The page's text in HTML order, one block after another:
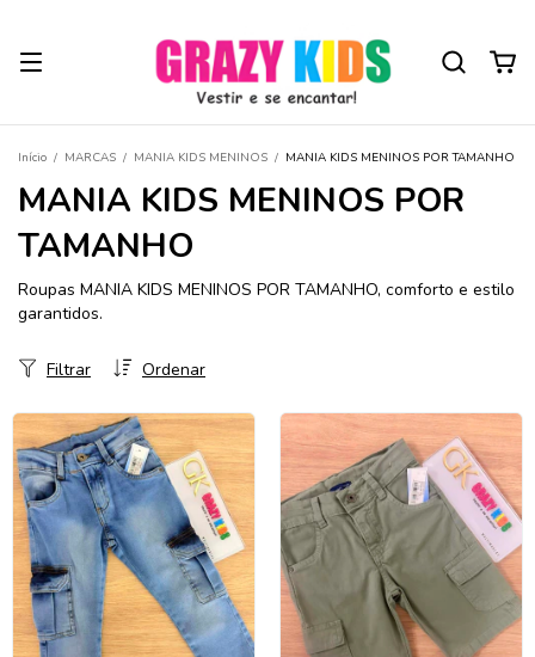
Início / MARCAS / MANIA KIDS MENINOS / MANIA KIDS MENINOS POR TAMANHO
MANIA KIDS MENINOS POR
TAMANHO
Roupas MANIA KIDS MENINOS POR TAMANHO, comforto e estilo
garantidos.
Ordenar
Filtrar